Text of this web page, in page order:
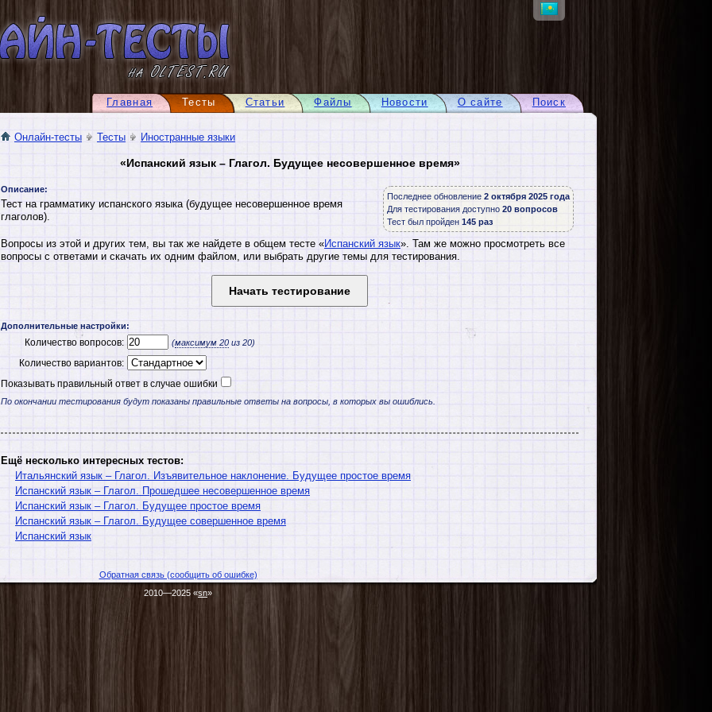
Поиск
О сайте
Новости
Файлы
Статьи
Тесты
Главная
Онлайн-тесты Тесты Иностранные языки
«Испанский язык – Глагол. Будущее несовершенное время»
Последнее обновление 2 октября 2025 года
Для тестирования доступно 20 вопросов
Тест был пройден 145 раз
Описание:
Тест на грамматику испанского языка (будущее несовершенное время
глаголов).
Вопросы из этой и других тем, вы так же найдете в общем тесте «Испанский язык». Там же можно просмотреть все
вопросы с ответами и скачать их одним файлом, или выбрать другие темы для тестирования.
Дополнительные настройки:
Количество вопросов: (максимум 20 из 20)
Количество вариантов:
Показывать правильный ответ в случае ошибки
По окончании тестирования будут показаны правильные ответы на вопросы, в которых вы ошиблись.
Ещё несколько интересных тестов:
Итальянский язык – Глагол. Изъявительное наклонение. Будущее простое время
Испанский язык – Глагол. Прошедшее несовершенное время
Испанский язык – Глагол. Будущее простое время
Испанский язык – Глагол. Будущее совершенное время
Испанский язык
Обратная связь (сообщить об ошибке)
2010—2025 «sn»